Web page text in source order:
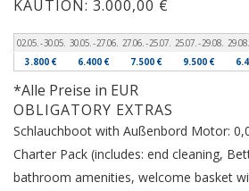
KAUTION: 3.000,00 €
02.05. - 30.05. 30.05. - 27.06. 27.06. - 25.07. 25.07. - 29.08.
3.800 €
6.400 € 7.500 € 9.500 €
*Alle Preise in EUR
OBLIGATORY EXTRAS
Schlauchboot with Außenbord Motor:
Charter Pack (includes: end cleaning,
bathroom amenities, welcome basket